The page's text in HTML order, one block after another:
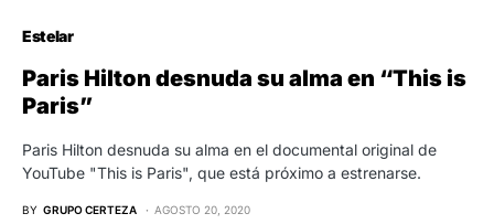
Estelar
Paris Hilton desnuda su alma en “This is
Paris”
Paris Hilton desnuda su alma en el documental original de
YouTube "This is Paris", que está próximo a estrenarse.
BY GRUPO CERTEZA AGOSTO 20, 2020